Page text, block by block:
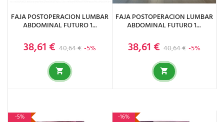
FAJA POSTOPERACION LUMBAR
ABDOMINAL FUTURO 1...
Precio base
40,64 € -5%
Precio
38,61 €
FAJA POSTOPERACION LUMBAR
ABDOMINAL FUTURO 1...
Precio base
40,64 € -5%
Precio
38,61 €
-5% -16%